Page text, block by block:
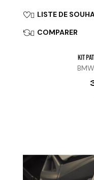
 LISTE DE
 COMPARER
KIT